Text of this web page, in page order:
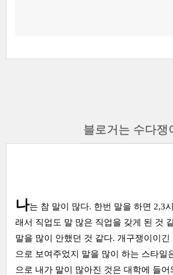
블로거는 수다쟁
나는 참 말이 많다. 한번 말을 하면 2,3
래서 직업도 말 많은 직업을 갖게 된 것
말을 많이 안했던 것 같다. 개구쟁이이긴
으로 보여주었지 말을 많이 하는 스타일
으로 내가 말이 많아진 것은 대학에 들어